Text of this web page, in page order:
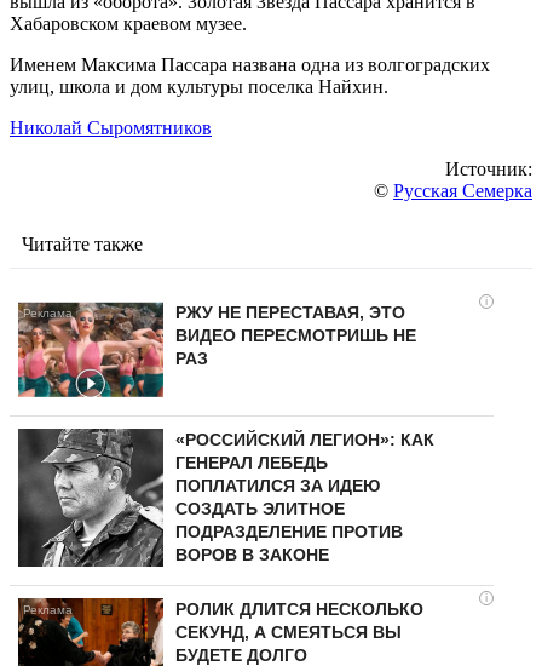
Хабаровском краевом музее.
Именем Максима Пассара названа одна из волгоградских
улиц, школа и дом культуры поселка Найхин.
Николай Сыромятников
Источник:
© Русская Семерка
Читайте также
i
РЖУ НЕ ПЕРЕСТАВАЯ, ЭТО
ВИДЕО ПЕРЕСМОТРИШЬ НЕ
РАЗ
«РОССИЙСКИЙ ЛЕГИОН»: КАК
ГЕНЕРАЛ ЛЕБЕДЬ
ПОПЛАТИЛСЯ ЗА ИДЕЮ
СОЗДАТЬ ЭЛИТНОЕ
ПОДРАЗДЕЛЕНИЕ ПРОТИВ
ВОРОВ В ЗАКОНЕ
i
РОЛИК ДЛИТСЯ НЕСКОЛЬКО
СЕКУНД, А СМЕЯТЬСЯ ВЫ
БУДЕТЕ ДОЛГО